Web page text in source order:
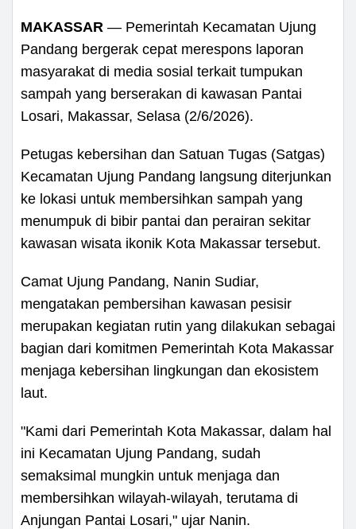
MAKASSAR — Pemerintah Kecamatan Ujung
Pandang bergerak cepat merespons laporan
masyarakat di media sosial terkait tumpukan
sampah yang berserakan di kawasan Pantai
Losari, Makassar, Selasa (2/6/2026).
Petugas kebersihan dan Satuan Tugas (Satgas)
Kecamatan Ujung Pandang langsung diterjunkan
ke lokasi untuk membersihkan sampah yang
menumpuk di bibir pantai dan perairan sekitar
kawasan wisata ikonik Kota Makassar tersebut.
Camat Ujung Pandang, Nanin Sudiar,
mengatakan pembersihan kawasan pesisir
merupakan kegiatan rutin yang dilakukan sebagai
bagian dari komitmen Pemerintah Kota Makassar
menjaga kebersihan lingkungan dan ekosistem
laut.
"Kami dari Pemerintah Kota Makassar, dalam hal
ini Kecamatan Ujung Pandang, sudah
semaksimal mungkin untuk menjaga dan
membersihkan wilayah-wilayah, terutama di
Anjungan Pantai Losari," ujar Nanin.